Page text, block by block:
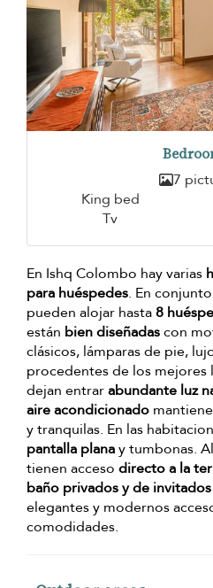
7
King bed
Tv
En Ishq Colombo hay varias
para huéspedes. En
pueden alojar hasta8
están bien diseñadascon
clásicos, lámparas de pie,
procedentes de los mejores
dejan entrarabundante luz
aire acondicionado
y tranquilas. En las
pantalla planay tumbonas.
tienen acceso directo a la
baño privados y de invitados
elegantes y modernos
comodidades.